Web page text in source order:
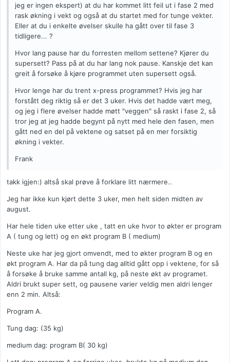
jeg er ingen ekspert) at du har kommet litt feil ut i fase 2 med
rask økning i vekt og også at du startet med for tunge vekter.
Eller at du i enkelte øvelser skulle ha gått over til fase 3
tidligere... ?
Hvor lang pause har du forresten mellom settene? Kjører du
supersett? Pass på at du har lang nok pause. Kanskje det kan
greit å forsøke å kjøre programmet uten supersett også.
Hvor lenge har du trent x-press programmet? Hvis jeg har
forstått deg riktig så er det 3 uker. Hvis det hadde vært meg,
og jeg i flere øvelser hadde møtt "veggen" så raskt i fase 2, så
tror jeg at jeg hadde begynt på nytt med hele den fasen, men
gått ned en del på vektene og satset på en mer forsiktig
økning i vekter.
Frank
takk igjen:) altså skal prøve å forklare litt nærmere..
Jeg har ikke kun kjørt dette 3 uker, men helt siden midten av
august.
Har hele tiden uke etter uke , tatt en uke hvor to økter er program
A ( tung og lett) og en økt program B ( medium)
Neste uke har jeg gjort omvendt, med to økter program B og en
økt program A. Har da på tung dag alltid gått opp i vektene, for så
å forsøke å bruke samme antall kg, på neste økt av programet.
Aldri brukt super sett, og pausene varier veldig men aldri lenger
enn 2 min. Altså:
Program A.
Tung dag: (35 kg)
medium dag: program B( 30 kg)